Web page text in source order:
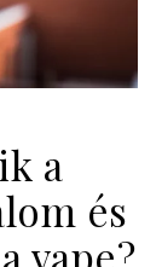
a
és
vape?